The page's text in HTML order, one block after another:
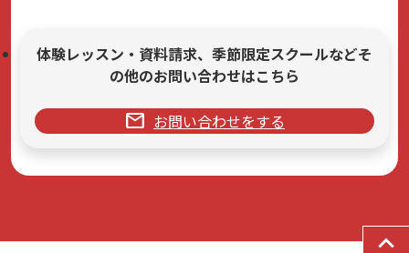
体験レッスン・資料請求、季節限定スクールなどそ
の他のお問い合わせはこちら
mail お問い合わせをする